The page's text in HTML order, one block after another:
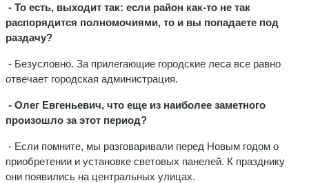
- То есть, выходит так: если район как-то не так
распорядится полномочиями, то и вы попадаете под
раздачу?
- Безусловно. За прилегающие городские леса все равно
отвечает городская администрация.
- Олег Евгеньевич, что еще из наиболее заметного
произошло за этот период?
- Если помните, мы разговаривали перед Новым годом о
приобретении и установке световых панелей. К празднику
они появились на центральных улицах.